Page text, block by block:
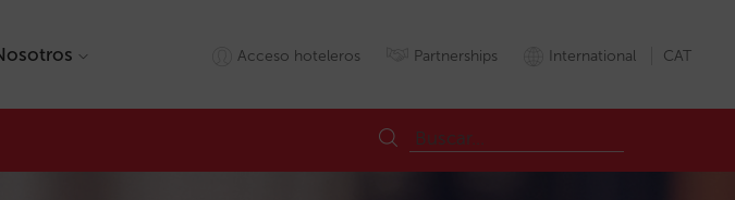
Acceso hoteleros Partnerships International CAT